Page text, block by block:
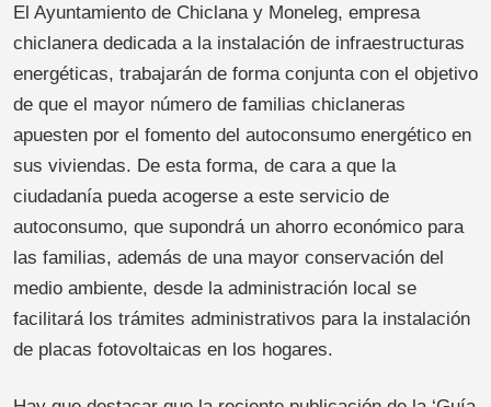
El Ayuntamiento de Chiclana y Moneleg, empresa
chiclanera dedicada a la instalación de infraestructuras
energéticas, trabajarán de forma conjunta con el objetivo
de que el mayor número de familias chiclaneras
apuesten por el fomento del autoconsumo energético en
sus viviendas. De esta forma, de cara a que la
ciudadanía pueda acogerse a este servicio de
autoconsumo, que supondrá un ahorro económico para
las familias, además de una mayor conservación del
medio ambiente, desde la administración local se
facilitará los trámites administrativos para la instalación
de placas fotovoltaicas en los hogares.